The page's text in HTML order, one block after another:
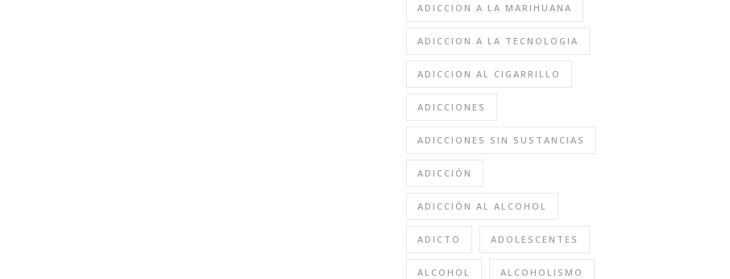
ADICCION A LA MARIHUANA
ADICCION A LA TECNOLOGIA
ADICCION AL CIGARRILLO
ADICCIONES
ADICCIONES SIN SUSTANCIAS
ADICCIÓN
ADICCIÓN AL ALCOHOL
ADICTO ADOLESCENTES
ALCOHOL ALCOHOLISMO